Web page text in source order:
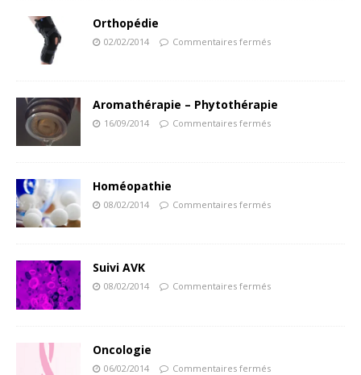
Orthopédie
02/02/2014 Commentaires fermés
Aromathérapie – Phytothérapie
16/09/2014 Commentaires fermés
Homéopathie
08/02/2014 Commentaires fermés
Suivi AVK
08/02/2014 Commentaires fermés
Oncologie
06/02/2014 Commentaires fermés